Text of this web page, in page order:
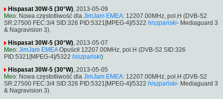
Hispasat 30W-5 (30°W), 2013-05-09
Meo: Nowa częstotliwość dla JimJam EMEA: 12207.00MHz, pol.H (DVB-S2
SR:27500 FEC:3/4 SID:326 PID:5321[MPEG-4]/5322 hiszpański- Mediaguard 3
& Nagravision 3).
Hispasat 30W-5 (30°W), 2013-05-07
Meo: JimJam EMEAOpuścił 12207.00MHz, pol.H (DVB-S2 SID:326
PID:5321[MPEG-4]/5322 hiszpański)
Hispasat 30W-5 (30°W), 2013-05-05
Meo: Nowa częstotliwość dla JimJam EMEA: 12207.00MHz, pol.H (DVB-S2
SR:27500 FEC:3/4 SID:326 PID:5321[MPEG-4]/5322 hiszpański- Mediaguard 3
& Nagravision 3).